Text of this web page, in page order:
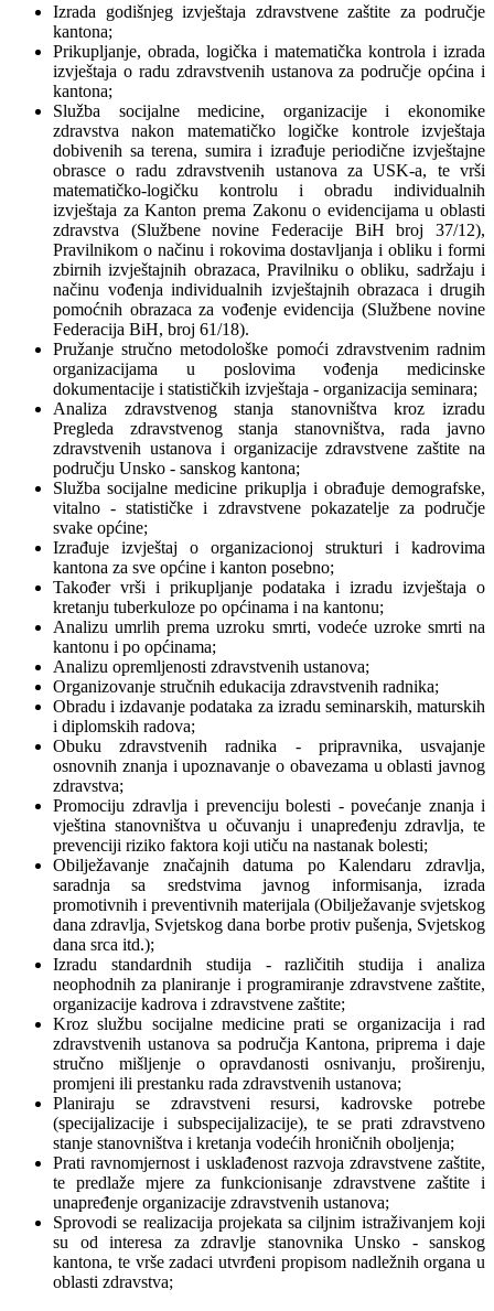
Izrada godišnjeg izvještaja zdravstvene zaštite za područje
kantona;
Prikupljanje, obrada, logička i matematička kontrola i izrada
izvještaja o radu zdravstvenih ustanova za područje općina i
kantona;
Služba socijalne medicine, organizacije i ekonomike
zdravstva nakon matematičko logičke kontrole izvještaja
dobivenih sa terena, sumira i izrađuje periodične izvještajne
obrasce o radu zdravstvenih ustanova za USK-a, te vrši
matematičko-logičku kontrolu i obradu individualnih
izvještaja za Kanton prema Zakonu o evidencijama u oblasti
zdravstva (Službene novine Federacije BiH broj 37/12),
Pravilnikom o načinu i rokovima dostavljanja i obliku i formi
zbirnih izvještajnih obrazaca, Pravilniku o obliku, sadržaju i
načinu vođenja individualnih izvještajnih obrazaca i drugih
pomoćnih obrazaca za vođenje evidencija (Službene novine
Federacija BiH, broj 61/18).
Pružanje stručno metodološke pomoći zdravstvenim radnim
organizacijama u poslovima vođenja medicinske
dokumentacije i statističkih izvještaja - organizacija seminara;
Analiza zdravstvenog stanja stanovništva kroz izradu
Pregleda zdravstvenog stanja stanovništva, rada javno
zdravstvenih ustanova i organizacije zdravstvene zaštite na
području Unsko - sanskog kantona;
Služba socijalne medicine prikuplja i obrađuje demografske,
vitalno - statističke i zdravstvene pokazatelje za područje
svake općine;
Izrađuje izvještaj o organizacionoj strukturi i kadrovima
kantona za sve općine i kanton posebno;
Također vrši i prikupljanje podataka i izradu izvještaja o
kretanju tuberkuloze po općinama i na kantonu;
Analizu umrlih prema uzroku smrti, vodeće uzroke smrti na
kantonu i po općinama;
Analizu opremljenosti zdravstvenih ustanova;
Organizovanje stručnih edukacija zdravstvenih radnika;
Obradu i izdavanje podataka za izradu seminarskih, maturskih
i diplomskih radova;
Obuku zdravstvenih radnika - pripravnika, usvajanje
osnovnih znanja i upoznavanje o obavezama u oblasti javnog
zdravstva;
Promociju zdravlja i prevenciju bolesti - povećanje znanja i
vještina stanovništva u očuvanju i unapređenju zdravlja, te
prevenciji riziko faktora koji utiču na nastanak bolesti;
Obilježavanje značajnih datuma po Kalendaru zdravlja,
saradnja sa sredstvima javnog informisanja, izrada
promotivnih i preventivnih materijala (Obilježavanje svjetskog
dana zdravlja, Svjetskog dana borbe protiv pušenja, Svjetskog
dana srca itd.);
Izradu standardnih studija - različitih studija i analiza
neophodnih za planiranje i programiranje zdravstvene zaštite,
organizacije kadrova i zdravstvene zaštite;
Kroz službu socijalne medicine prati se organizacija i rad
zdravstvenih ustanova sa područja Kantona, priprema i daje
stručno mišljenje o opravdanosti osnivanju, proširenju,
promjeni ili prestanku rada zdravstvenih ustanova;
Planiraju se zdravstveni resursi, kadrovske potrebe
(specijalizacije i subspecijalizacije), te se prati zdravstveno
stanje stanovništva i kretanja vodećih hroničnih oboljenja;
Prati ravnomjernost i usklađenost razvoja zdravstvene zaštite,
te predlaže mjere za funkcionisanje zdravstvene zaštite i
unapređenje organizacije zdravstvenih ustanova;
Sprovodi se realizacija projekata sa ciljnim istraživanjem koji
su od interesa za zdravlje stanovnika Unsko - sanskog
kantona, te vrše zadaci utvrđeni propisom nadležnih organa u
oblasti zdravstva;